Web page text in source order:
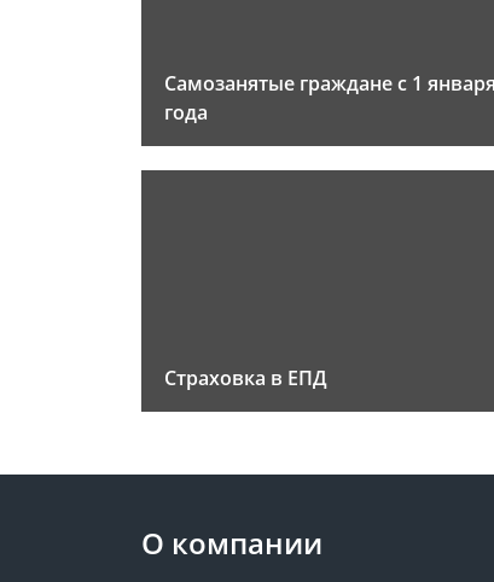
Самозанятые граждане с 1
года
Страховка в ЕПД
О компании